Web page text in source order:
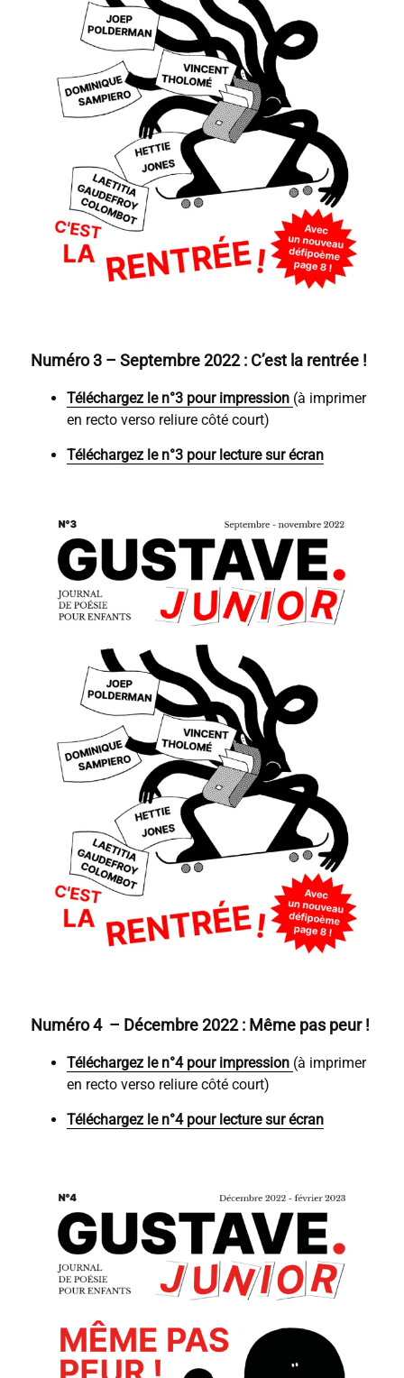
Numéro 3 – Septembre 2022 : C’est la rentrée !
Téléchargez le n°3 pour impression (à imprimer
en recto verso reliure côté court)
Téléchargez le n°3 pour lecture sur écran
Numéro 4 – Décembre 2022 : Même pas peur !
Téléchargez le n°4 pour impression (à imprimer
en recto verso reliure côté court)
Téléchargez le n°4 pour lecture sur écran